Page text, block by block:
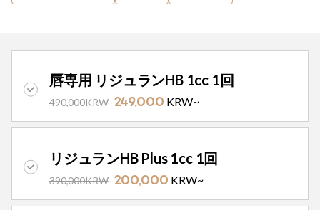
唇専用 リジュランHB 1cc 1回
490,000KRW 249,000 KRW~
リジュランHB Plus 1cc 1回
390,000KRW 200,000 KRW~